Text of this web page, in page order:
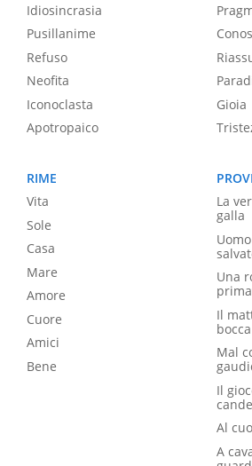
Idiosincrasia
Pusillanime
Refuso
Neofita
Iconoclasta
Apotropaico
Gioia
RIME
Vita
Sole
Casa
Mare
Amore
Cuore
Amici
Bene
La
galla
Una
Il
bocca
Mal
Il
Al
A